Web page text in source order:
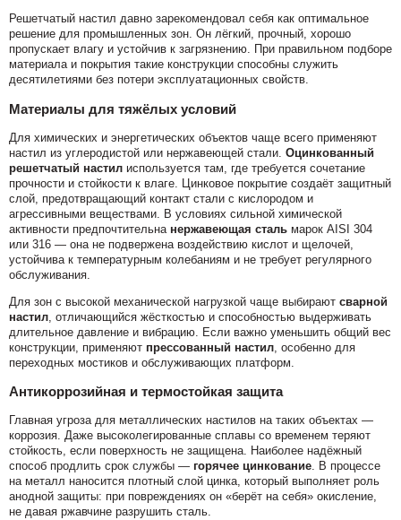
Решетчатый настил давно зарекомендовал себя как оптимальное
решение для промышленных зон. Он лёгкий, прочный, хорошо
пропускает влагу и устойчив к загрязнению. При правильном подборе
материала и покрытия такие конструкции способны служить
десятилетиями без потери эксплуатационных свойств.
Материалы для тяжёлых условий
Для химических и энергетических объектов чаще всего применяют
настил из углеродистой или нержавеющей стали. Оцинкованный
решетчатый настил используется там, где требуется сочетание
прочности и стойкости к влаге. Цинковое покрытие создаёт защитный
слой, предотвращающий контакт стали с кислородом и
агрессивными веществами. В условиях сильной химической
активности предпочтительна нержавеющая сталь марок AISI 304
или 316 — она не подвержена воздействию кислот и щелочей,
устойчива к температурным колебаниям и не требует регулярного
обслуживания.
Для зон с высокой механической нагрузкой чаще выбирают сварной
настил , отличающийся жёсткостью и способностью выдерживать
длительное давление и вибрацию. Если важно уменьшить общий вес
конструкции, применяют прессованный настил , особенно для
переходных мостиков и обслуживающих платформ.
Антикоррозийная и термостойкая защита
Главная угроза для металлических настилов на таких объектах —
коррозия. Даже высоколегированные сплавы со временем теряют
стойкость, если поверхность не защищена. Наиболее надёжный
способ продлить срок службы — горячее цинкование. В процессе
на металл наносится плотный слой цинка, который выполняет роль
анодной защиты: при повреждениях он «берёт на себя» окисление,
не давая ржавчине разрушить сталь.